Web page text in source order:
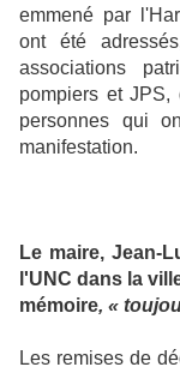
emmené par
ont été
associations
pompiers et
personnes qui
manifestation.
Le maire, Jean-
l'UNC dans la
mémoire, «
Les remises de